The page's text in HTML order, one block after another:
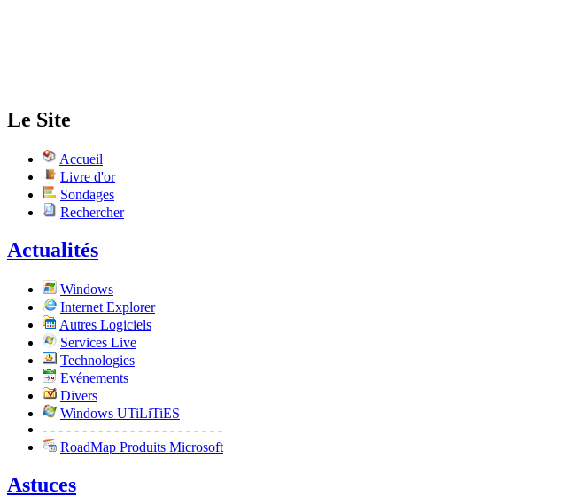
Le Site
Accueil
Livre d'or
Sondages
Rechercher
Actualités
Windows
Internet Explorer
Autres Logiciels
Services Live
Technologies
Evénements
Divers
Windows UTiLiTiES
- - - - - - - - - - - - - - - - - - - - - - -
RoadMap Produits Microsoft
Astuces